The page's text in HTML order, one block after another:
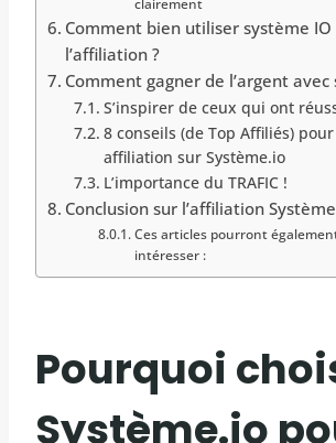
clairement
Comment bien utiliser système
l’affiliation ?
Comment gagner de l’argent avec
S’inspirer de ceux qui ont
8 conseils (de Top Affiliés)
affiliation sur Système.io
L’importance du TRAFIC !
Conclusion sur l’affiliation
Ces articles pourront
intéresser :
Pourquoi
Système.io